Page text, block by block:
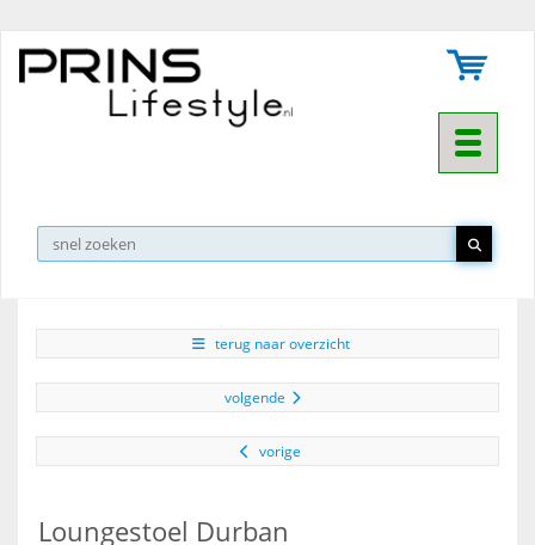
Toggle
▼
terug naar overzicht
volgende
vorige
Loungestoel Durban